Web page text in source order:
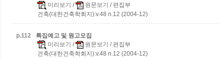
미리보기 / 원문보기 / 편집부
건축(대한건축학회지):v.48 n.12 (2004-12)
p.112
특집예고 및 원고모집
미리보기 / 원문보기 / 편집부
건축(대한건축학회지):v.48 n.12 (2004-12)